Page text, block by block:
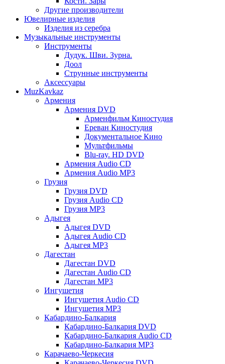
Другие производители
Ювелирные изделия
Изделия из серебра
Музыкальные инструменты
Инструменты
Дудук. Шви. Зурна.
Доол
Струнные инструменты
Аксессуары
MuzKavkaz
Армения
Армения DVD
Арменфильм Киностудия
Ереван Киностудия
Документальное Кино
Мультфильмы
Blu-ray. HD DVD
Армения Audio CD
Армения Audio MP3
Грузия
Грузия DVD
Грузия Audio CD
Грузия MP3
Адыгея
Адыгея DVD
Адыгея Audio CD
Адыгея MP3
Дагестан
Дагестан DVD
Дагестан Audio CD
Дагестан MP3
Ингушетия
Ингушетия Audio CD
Ингушетия MP3
Кабардино-Балкария
Кабардино-Балкария DVD
Кабардино-Балкария Audio CD
Кабардино-Балкария MP3
Карачаево-Черкесия